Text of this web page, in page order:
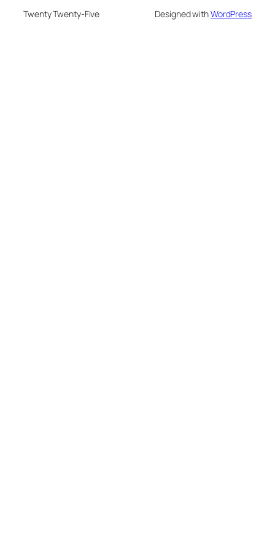
Twenty Twenty-Five Designed withWordPress